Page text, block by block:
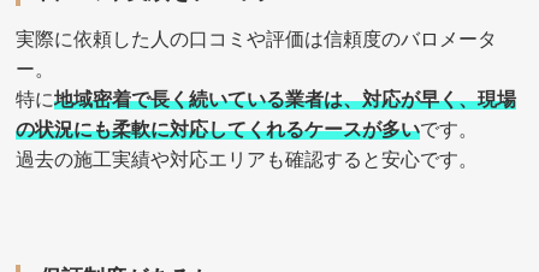
実際に依頼した人の口コミや評価は信頼度のバロメータ
ー。
特に地域密着で長く続いている業者は、対応が早く、現場
の状況にも柔軟に対応してくれるケースが多いです。
過去の施工実績や対応エリアも確認すると安心です。